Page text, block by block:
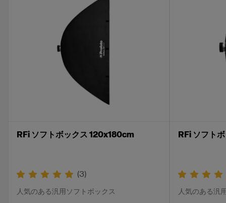
RFi ソフトボックス 120x180cm
(3)
人気のある汎用ソフトボックス
RFi ソフト
人気のある汎